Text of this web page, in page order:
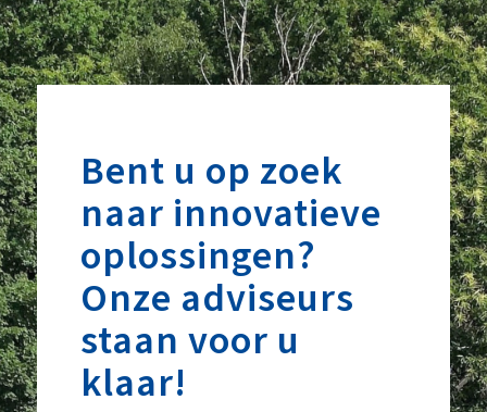
Bent u op zoek
naar innovatieve
oplossingen?
Onze adviseurs
staan voor u
klaar!